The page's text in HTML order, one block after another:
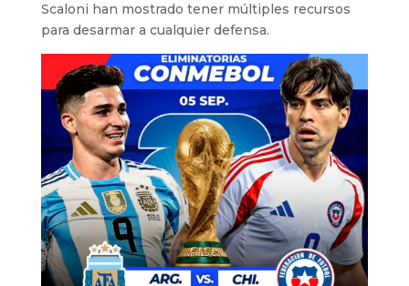
Scaloni han mostrado tener múltiples recursos
para desarmar a cualquier defensa.